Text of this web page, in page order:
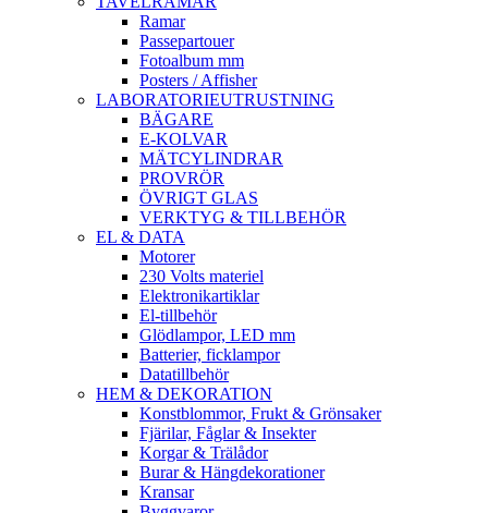
Ramar
Passepartouer
Fotoalbum mm
Posters / Affisher
LABORATORIEUTRUSTNING
BÄGARE
E-KOLVAR
MÄTCYLINDRAR
PROVRÖR
ÖVRIGT GLAS
VERKTYG & TILLBEHÖR
EL & DATA
Motorer
230 Volts materiel
Elektronikartiklar
El-tillbehör
Glödlampor, LED mm
Batterier, ficklampor
Datatillbehör
HEM & DEKORATION
Konstblommor, Frukt & Grönsaker
Fjärilar, Fåglar & Insekter
Korgar & Trälådor
Burar & Hängdekorationer
Kransar